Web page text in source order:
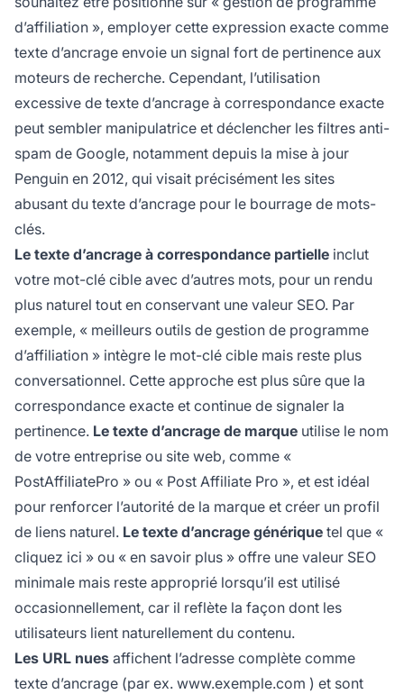
d’affiliation », employer cette expression exacte comme
texte d’ancrage envoie un signal fort de pertinence aux
moteurs de recherche. Cependant, l’utilisation
excessive de texte d’ancrage à correspondance exacte
peut sembler manipulatrice et déclencher les filtres anti-
spam de Google, notamment depuis la mise à jour
Penguin en 2012, qui visait précisément les sites
abusant du texte d’ancrage pour le bourrage de mots-
clés.
Le texte d’ancrage à correspondance partielle inclut
votre mot-clé cible avec d’autres mots, pour un rendu
plus naturel tout en conservant une valeur SEO. Par
exemple, « meilleurs outils de gestion de programme
d’affiliation » intègre le mot-clé cible mais reste plus
conversationnel. Cette approche est plus sûre que la
correspondance exacte et continue de signaler la
pertinence. Le texte d’ancrage de marque utilise le nom
de votre entreprise ou site web, comme «
PostAffiliatePro » ou « Post Affiliate Pro », et est idéal
pour renforcer l’autorité de la marque et créer un profil
de liens naturel. Le texte d’ancrage générique tel que «
cliquez ici » ou « en savoir plus » offre une valeur SEO
minimale mais reste approprié lorsqu’il est utilisé
occasionnellement, car il reflète la façon dont les
utilisateurs lient naturellement du contenu.
Les URL nues affichent l’adresse complète comme
texte d’ancrage (par ex. www.exemple.com ) et sont